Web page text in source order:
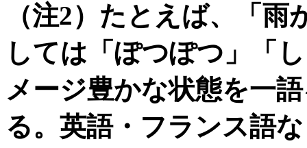
（注2）たとえば、「
しては「ぽつぽつ」「
メージ豊かな状態を一
る。英語・フランス語